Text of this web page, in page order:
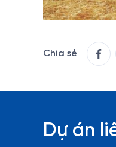
Chia sẻ
Dự án